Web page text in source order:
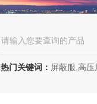
热门关键词： 屏蔽服,高压屏蔽服,